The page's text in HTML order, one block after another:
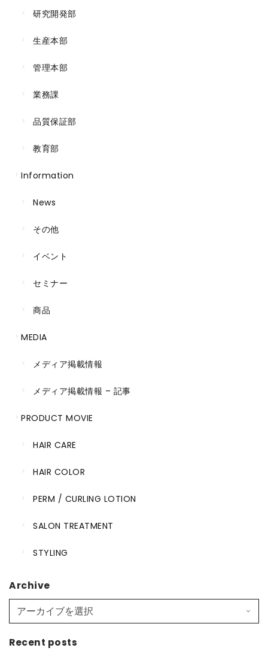
研究開発部
生産本部
管理本部
業務課
品質保証部
教育部
Information
News
その他
イベント
セミナー
商品
MEDIA
メディア掲載情報
メディア掲載情報 – 記事
PRODUCT MOVIE
HAIR CARE
HAIR COLOR
PERM / CURLING LOTION
SALON TREATMENT
STYLING
Archive
Recent posts